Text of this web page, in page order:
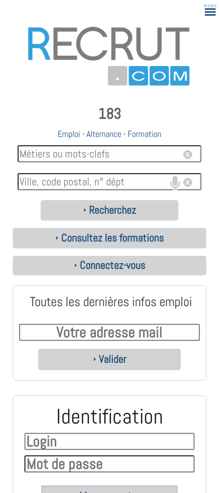
183
Emploi -Alternance - Formation
Recherchez
Consultez les formations
Connectez-vous
Toutes les dernières infos emploi
Valider
Identification